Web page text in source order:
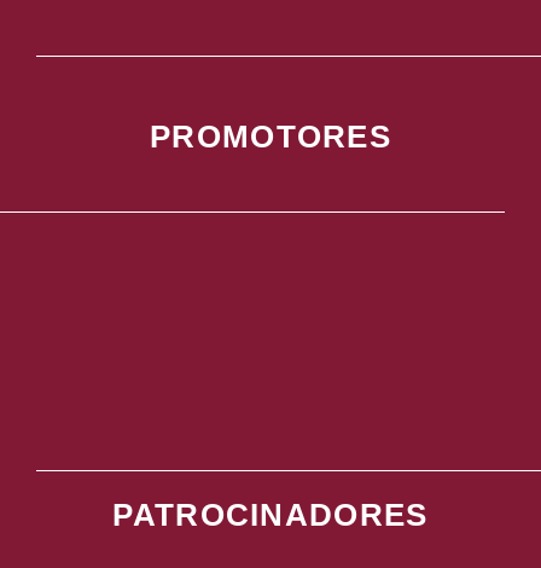
PROMOTORES
PATROCINADORES